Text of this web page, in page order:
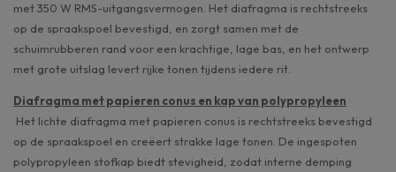
met 350 W RMS-uitgangsvermogen. Het diafragma is rechtstreeks
op de spraakspoel bevestigd, en zorgt samen met de
schuimrubberen rand voor een krachtige, lage bas, en het ontwerp
met grote uitslag levert rijke tonen tijdens iedere rit.
Diafragma met papieren conus en kap van polypropyleen
Het lichte diafragma met papieren conus is rechtstreeks bevestigd
op de spraakspoel en creëert strakke lage tonen. De ingespoten
polypropyleen stofkap biedt stevigheid, zodat interne demping